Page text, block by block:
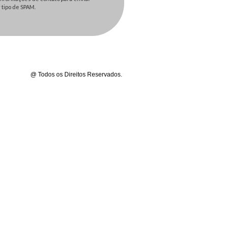
de SPAM.
@ Todos os Direitos Reservados.